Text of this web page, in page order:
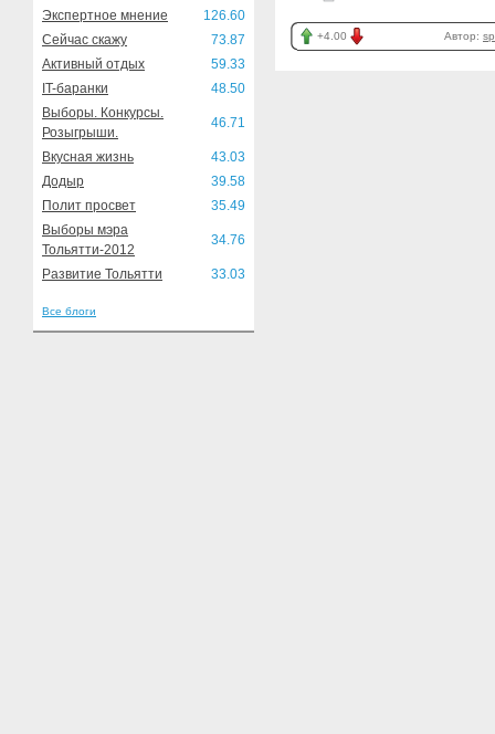
Экспертное мнение
126.60
Сейчас скажу
73.87
Активный отдых
59.33
IT-баранки
48.50
Выборы. Конкурсы.
Розыгрыши.
46.71
Вкусная жизнь
43.03
Додыр
39.58
Полит просвет
35.49
Выборы мэра
Тольятти-2012
34.76
Развитие Тольятти 33.03
Все блоги
+4.00 Автор: